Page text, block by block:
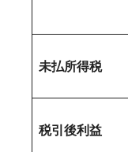
未払所得税
税引後利益